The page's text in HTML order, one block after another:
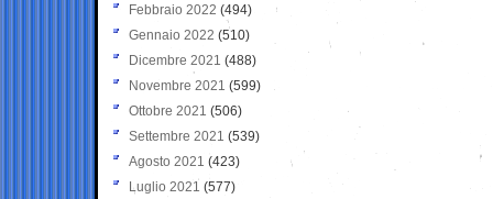
Febbraio 2022 (494)
Gennaio 2022 (510)
Dicembre 2021 (488)
Novembre 2021 (599)
Ottobre 2021 (506)
Settembre 2021 (539)
Agosto 2021 (423)
Luglio 2021 (577)